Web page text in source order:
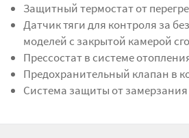
Защитный термостат от
Датчик тяги для контроля за
моделей с закрытой камерой
Прессостат в системе
Предохранительный клапан в
Система защиты от